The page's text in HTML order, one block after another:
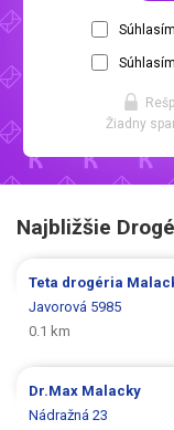
Žiadny
Najbližšie
Teta drogéria
Javorová 5985
0.1 km
Dr.Max Malacky
Nádražná 23